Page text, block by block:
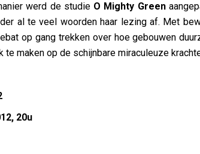
werd de studie O Mighty Green
al te veel woorden haar lezing af. Met
op gang trekken over hoe gebouwen
te maken op de schijnbare miraculeuze
20u